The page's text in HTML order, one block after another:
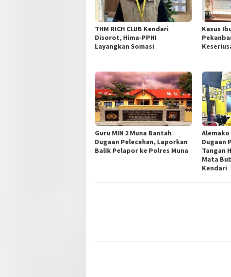
THM RICH CLUB Kendari
Disorot, Hima-PPHI
Layangkan Somasi
Kasus
Guru MIN 2 Muna Bantah
Dugaan Pelecehan, Laporkan
Balik Pelapor ke Polres Muna
Dugaan
Tangan
Mata
Kendari